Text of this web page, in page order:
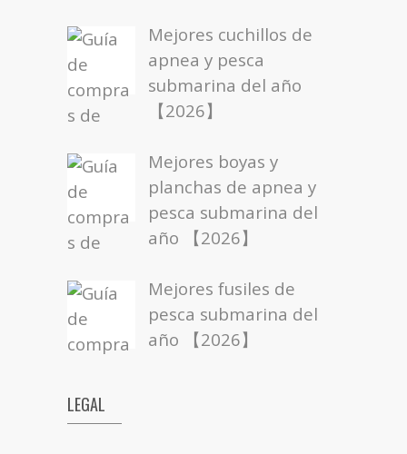
Mejores cuchillos de
apnea y pesca
submarina del año
【2026】
Mejores boyas y
planchas de apnea y
pesca submarina del
año 【2026】
Mejores fusiles de
pesca submarina del
año 【2026】
LEGAL